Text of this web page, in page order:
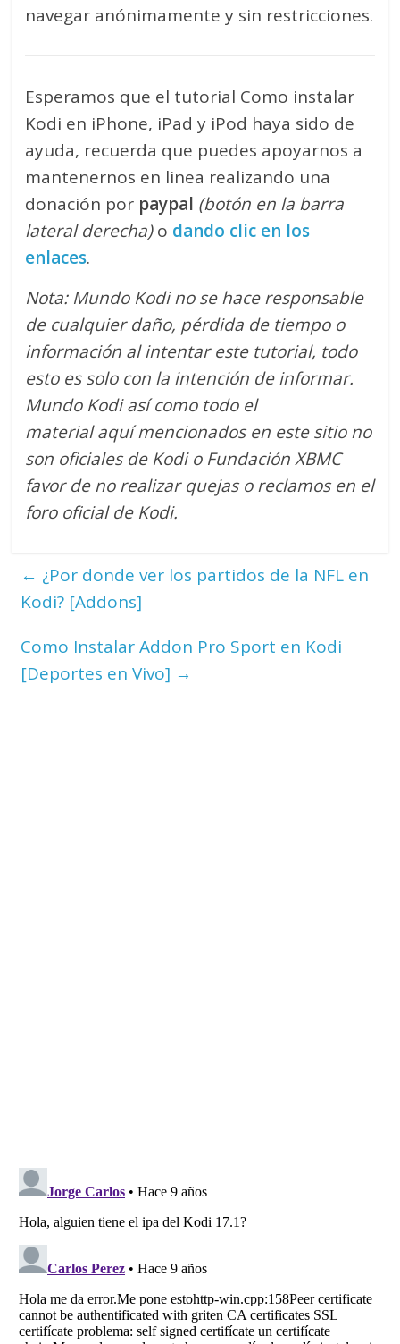
navegar anónimamente y sin restricciones.
Esperamos que el tutorial Como instalar
Kodi en iPhone, iPad y iPod haya sido de
ayuda, recuerda que puedes apoyarnos a
mantenernos en linea realizando una
donación por paypal (botón en la barra
lateral derecha)o dando clic en los
enlaces.
Nota: Mundo Kodi no se hace responsable
de cualquier daño, pérdida de tiempo o
información al intentar este tutorial, todo
esto es solo con la intención de informar.
Mundo Kodi así como todo el
material aquí mencionados en este sitio no
son oficiales de Kodi o Fundación XBMC
favor de no realizar quejas o reclamos en el
foro oficial de Kodi.
← ¿Por donde ver los partidos de la NFL en
Kodi? [Addons]
Como Instalar Addon Pro Sport en Kodi
[Deportes en Vivo] →